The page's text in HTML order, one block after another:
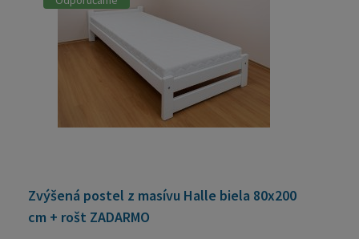
Zvýšená postel z masívu Halle biela 80x200
cm + rošt ZADARMO